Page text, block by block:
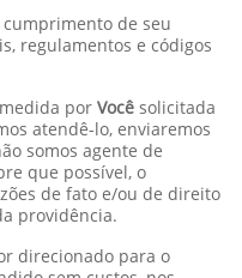
de seu
regulamentos e códigos
por Você solicitada
atendê-lo, enviaremos
somos agente de
que possível, o
de fato e/ou de direito
providência.
direcionado para o